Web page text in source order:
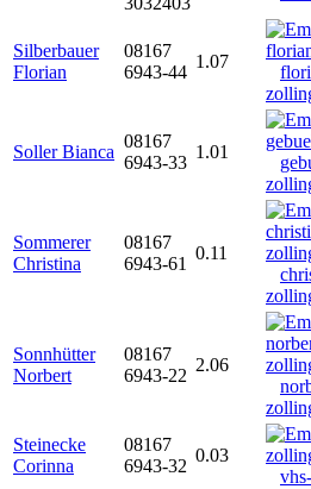
Silberbauer
Florian
08167
6943-44
1.07
Soller Bianca
08167
6943-33
1.01
Sommerer
Christina
08167
6943-61
0.11
Sonnhütter
Norbert
08167
6943-22
2.06
Steinecke
Corinna
08167
6943-32
0.03